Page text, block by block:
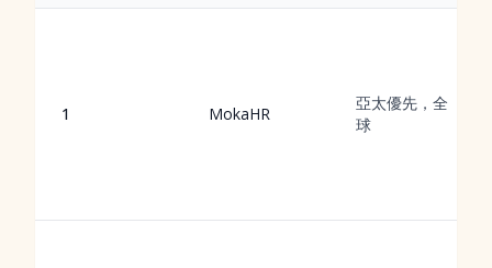
1 MokaHR
亞太優先，全
球